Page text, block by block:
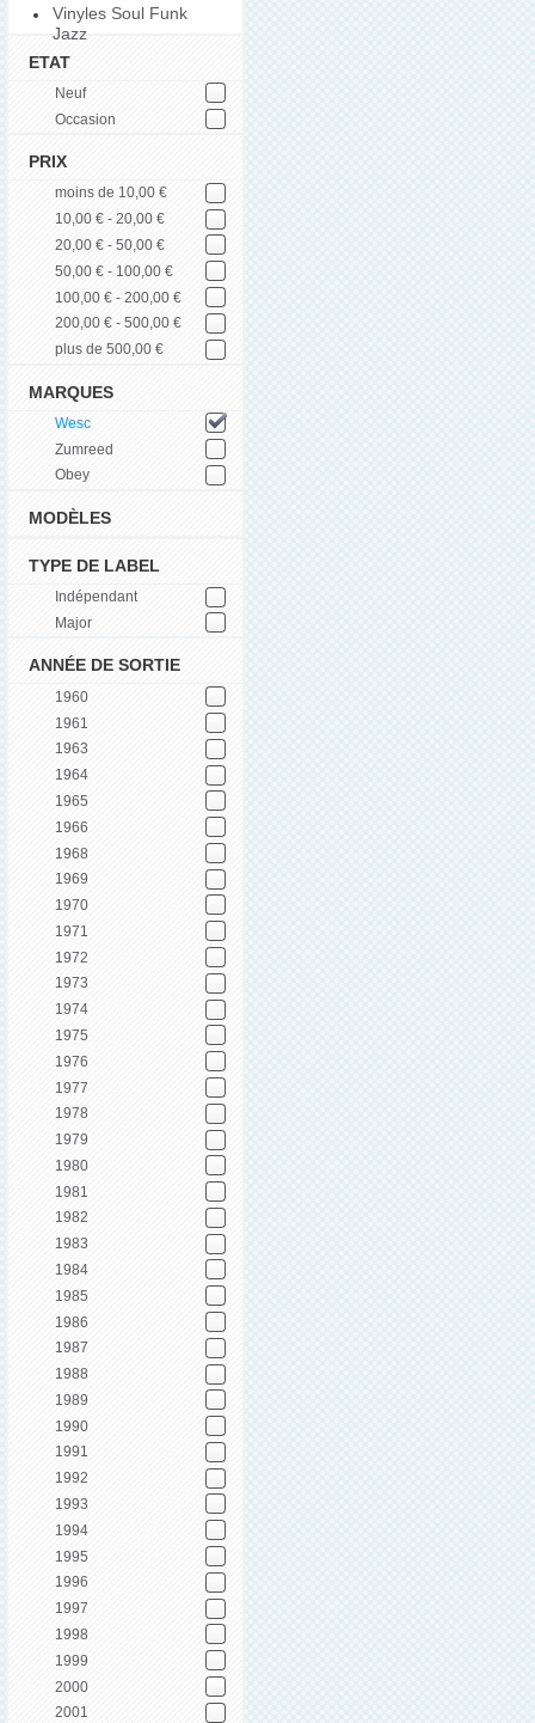
Vinyles Soul Funk
Jazz
ETAT
Neuf
Occasion
PRIX
moins de 10,00 €
10,00 € - 20,00 €
20,00 € - 50,00 €
50,00 € - 100,00 €
100,00 € - 200,00 €
200,00 € - 500,00 €
plus de 500,00 €
MARQUES
Wesc
Zumreed
Obey
MODÈLES
TYPE DE LABEL
Indépendant
Major
ANNÉE DE SORTIE
1960
1961
1963
1964
1965
1966
1968
1969
1970
1971
1972
1973
1974
1975
1976
1977
1978
1979
1980
1981
1982
1983
1984
1985
1986
1987
1988
1989
1990
1991
1992
1993
1994
1995
1996
1997
1998
1999
2000
2001